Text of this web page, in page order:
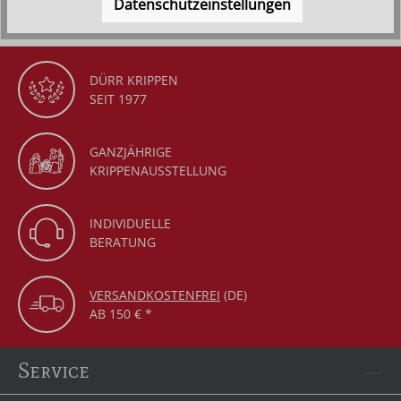
DÜRR KRIPPEN
SEIT 1977
GANZJÄHRIGE
KRIPPENAUSSTELLUNG
INDIVIDUELLE
BERATUNG
VERSANDKOSTENFREI (DE)
AB 150 € *
Service
Datenschutzeinstellungen